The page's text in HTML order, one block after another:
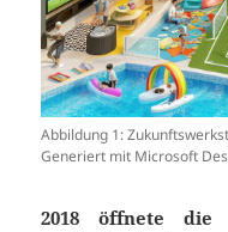
Abbildung 1:
Generiert mit Microsoft
2018 öffnete die